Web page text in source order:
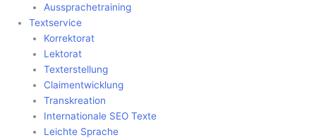
Aussprachetraining
Textservice
Korrektorat
Lektorat
Texterstellung
Claimentwicklung
Transkreation
Internationale SEO Texte
Leichte Sprache